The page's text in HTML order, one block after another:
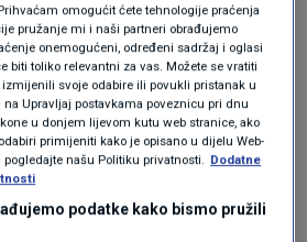
i najdrskiji treba odati
veliko hvala", istaknuo je
sa Slovenijom iz hrvatske
probleme, dvije zemlje
i bazu na kojoj mogu
omogućit ćete tehnologije praćenja
pružanje mi i naši partneri obrađujemo
onemogućeni, određeni sadržaj i oglasi
biti toliko relevantni za vas. Možete se vratiti
svoje odabire ili povukli pristanak u
Upravljaj postavkama poveznicu pri dnu
u donjem lijevom kutu web stranice, ako
primijeniti kako je opisano u dijelu Web-
našu Politiku privatnosti. Dodatne
podatke kako bismo pružili